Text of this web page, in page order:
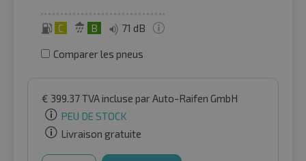
C B 71 dB
Comparer les pneus
€ 399.37TVA incluse par Auto-Raifen GmbH
PEU DE STOCK
Livraison gratuite